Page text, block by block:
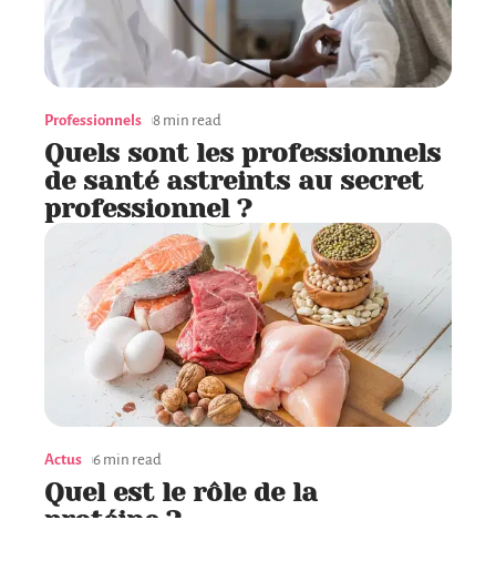
Professionnels 8 min read
Quels sont les professionnels
de santé astreints au secret
professionnel ?
Actus 6 min read
Quel est le rôle de la
protéine ?